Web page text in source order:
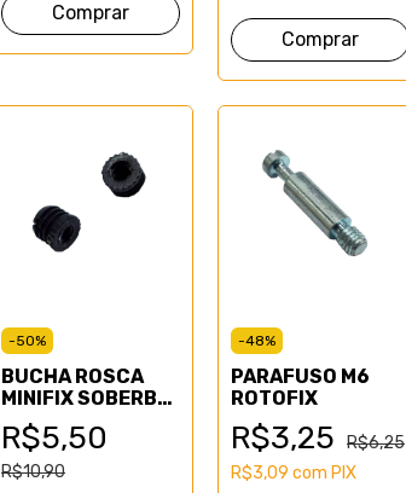
-50%
BUCHA ROSCA
MINIFIX SOBERBA
(CENTO)
R$5,50
R$10,90
-48%
PARAFUSO M6
ROTOFIX
R$3,25
R$6,25
R$3,09 com PIX